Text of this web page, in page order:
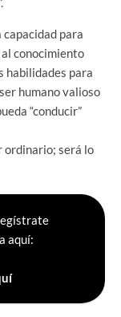
para
conocimiento
habilidades para
humano valioso
“conducir”
ordinario; será lo
aquí: